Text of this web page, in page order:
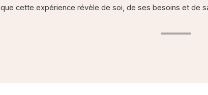
que cette expérience révèle de soi, de ses besoins et de